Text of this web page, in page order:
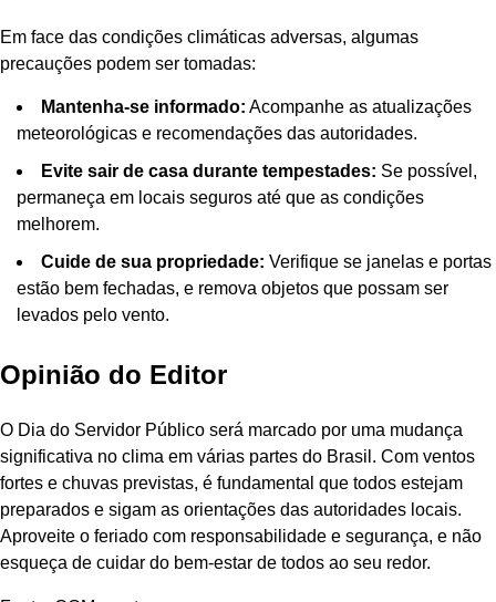
Em face das condições climáticas adversas, algumas
precauções podem ser tomadas:
Mantenha-se informado: Acompanhe as atualizações
meteorológicas e recomendações das autoridades.
Evite sair de casa durante tempestades: Se possível,
permaneça em locais seguros até que as condições
melhorem.
Cuide de sua propriedade: Verifique se janelas e portas
estão bem fechadas, e remova objetos que possam ser
levados pelo vento.
Opinião do Editor
O Dia do Servidor Público será marcado por uma mudança
significativa no clima em várias partes do Brasil. Com ventos
fortes e chuvas previstas, é fundamental que todos estejam
preparados e sigam as orientações das autoridades locais.
Aproveite o feriado com responsabilidade e segurança, e não
esqueça de cuidar do bem-estar de todos ao seu redor.